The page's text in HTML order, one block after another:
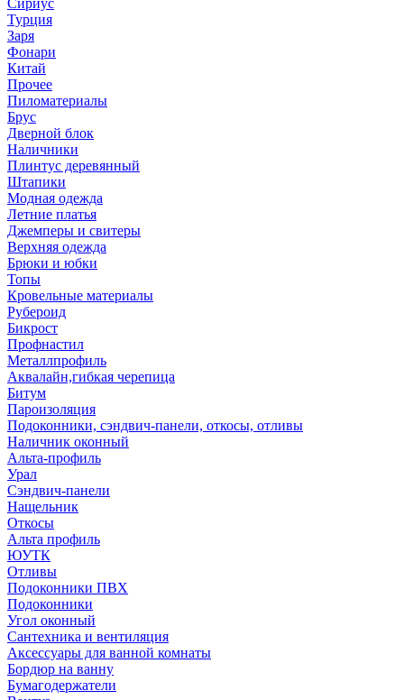
Сириус
Турция
Заря
Фонари
Китай
Прочее
Пиломатериалы
Брус
Дверной блок
Наличники
Плинтус деревянный
Штапики
Модная одежда
Летние платья
Джемперы и свитеры
Верхняя одежда
Брюки и юбки
Топы
Кровельные материалы
Рубероид
Бикрост
Профнастил
Металлпрофиль
Аквалайн,гибкая черепица
Битум
Пароизоляция
Подоконники, сэндвич-панели, откосы, отливы
Наличник оконный
Альта-профиль
Урал
Сэндвич-панели
Нащельник
Откосы
Альта профиль
ЮУТК
Отливы
Подоконники ПВХ
Подоконники
Угол оконный
Сантехника и вентиляция
Аксессуары для ванной комнаты
Бордюр на ванну
Бумагодержатели